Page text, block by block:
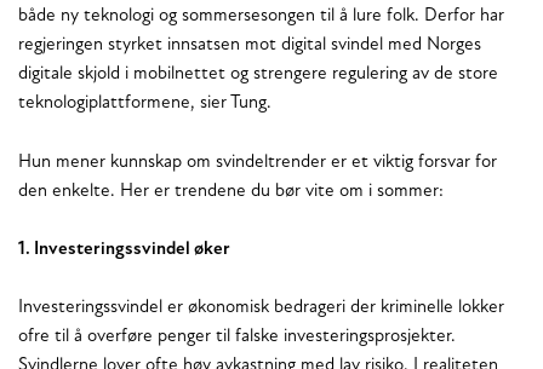
både ny teknologi og sommersesongen til å lure folk. Derfor har
regjeringen styrket innsatsen mot digital svindel med Norges
digitale skjold i mobilnettet og strengere regulering av de store
teknologiplattformene, sier Tung.
Hun mener kunnskap om svindeltrender er et viktig forsvar for
den enkelte. Her er trendene du bør vite om i sommer:
1. Investeringssvindel øker
Investeringssvindel er økonomisk bedrageri der kriminelle lokker
ofre til å overføre penger til falske investeringsprosjekter.